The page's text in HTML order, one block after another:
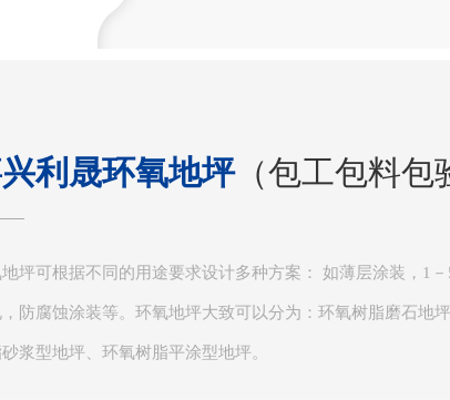
利晟环氧地坪（包工包料包
坪可根据不同的用途要求设计多种方案 ： 如薄层涂装，1
防腐蚀涂装等。环氧地坪大致可以分为：环氧树脂磨石地
浆型地坪、环氧树脂平涂型地坪。